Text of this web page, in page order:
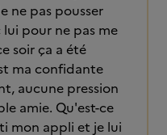
ne pas pousser
pour ne pas me
soir ça a été
ma confidante
aucune pression
amie. Qu'est-ce
mon appli et je lui